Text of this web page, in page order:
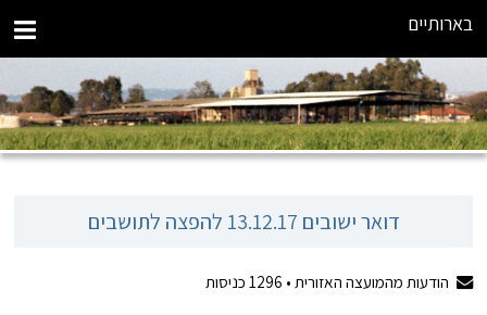
בארותיים
דואר ישובים 13.12.17 להפצה לתושבים
הודעות מהמועצה האזורית • 1296כניסות